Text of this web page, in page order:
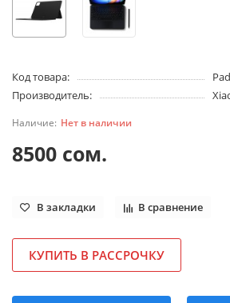
Код товара:
Производитель:
Нет в наличии
8500 сом.
В закладки В сравнение
КУПИТЬ В РАССРОЧКУ